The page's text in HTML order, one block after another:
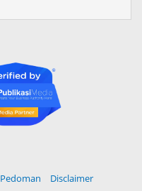
Pedoman Disclaimer